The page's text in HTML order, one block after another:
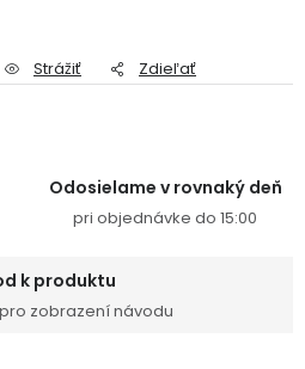
Strážiť Zdieľať
Odosielame v rovnaký deň
pri objednávke do 15:00
k produktu
zobrazení návodu